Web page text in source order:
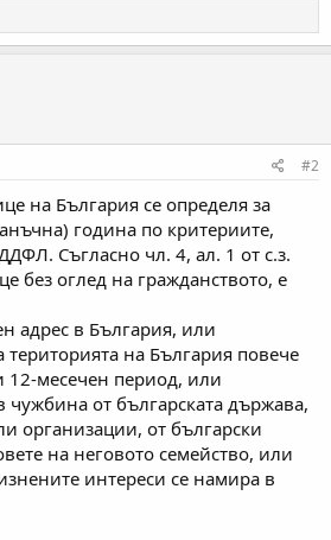
#2
на България се определя за
година по критериите,
Съгласно чл. 4, ал. 1 от с.з.
без оглед на гражданството, е
адрес в България, или
територията на България повече
12-месечен период, или
чужбина от българската държава,
организации, от български
на неговото семейство, или
интереси се намира в